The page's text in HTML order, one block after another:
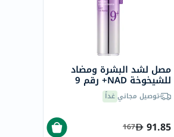
مصل لشد البشرة ومضاد
للشيخوخة NAD+ رقم 9
نومبوزين
توصيل مجانيغداً
91.85
167